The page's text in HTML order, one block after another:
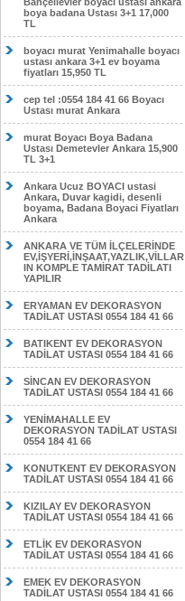
boya badana Ustası 3+1 17,000
TL
boyacı murat Yenimahalle boyacı
ustası ankara 3+1 ev boyama
fiyatları 15,950 TL
cep tel :0554 184 41 66 Boyacı
Ustası murat Ankara
murat Boyacı Boya Badana
Ustası Demetevler Ankara 15,900
TL 3+1
Ankara Ucuz BOYACI ustasi
Ankara, Duvar kagidi, desenli
boyama, Badana Boyaci Fiyatları
Ankara
ANKARA VE TÜM İLÇELERİNDE
EV,İŞYERİ,İNŞAAT,YAZLIK,VİLLAR
IN KOMPLE TAMİRAT TADİLATI
YAPILIR
ERYAMAN EV DEKORASYON
TADİLAT USTASI 0554 184 41 66
BATIKENT EV DEKORASYON
TADİLAT USTASI 0554 184 41 66
SİNCAN EV DEKORASYON
TADİLAT USTASI 0554 184 41 66
YENİMAHALLE EV
DEKORASYON TADİLAT USTASI
0554 184 41 66
KONUTKENT EV DEKORASYON
TADİLAT USTASI 0554 184 41 66
KIZILAY EV DEKORASYON
TADİLAT USTASI 0554 184 41 66
ETLİK EV DEKORASYON
TADİLAT USTASI 0554 184 41 66
EMEK EV DEKORASYON
TADİLAT USTASI 0554 184 41 66